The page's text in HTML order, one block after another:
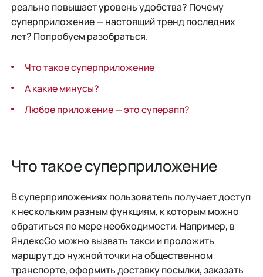
реально повышает уровень удобства? Почему
суперприложение — настоящий тренд последних
лет? Попробуем разобраться.
Что такое суперприложение
А какие минусы?
Любое приложение — это суперапп?
Что такое суперприложение
В суперприложениях пользователь получает доступ
к нескольким разным функциям, к которым можно
обратиться по мере необходимости. Например, в
ЯндексGo можно вызвать такси и проложить
маршрут до нужной точки на общественном
транспорте, оформить доставку посылки, заказать